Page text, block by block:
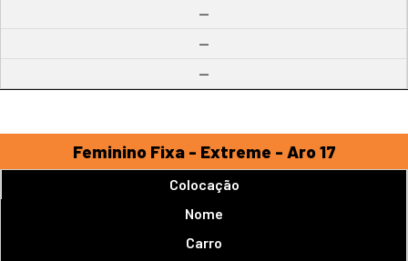
--
--
--
Feminino Fixa - Extreme - Aro 17
Colocação
Nome
Carro